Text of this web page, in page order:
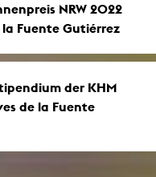
NRW 2022
la Fuente Gutiérrez
der KHM
de la Fuente